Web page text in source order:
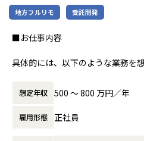
・ECクラウド基盤設計（AWS／
・大手クライアント向け仮想環境
＜安心のサポート体制＞
・教育担当が1on1でフォロー
地方フルリモ 受託開発
■お仕事内容
具体的には、以下のような業務を
・業務システムへのアドオン開発
・Pythonを用いたバックエンド開発
・Reactを用いたフロントエンド開
・要件定義～設計、実装、テスト
想定年収 500 〜 800 万円／年
雇用形態 正社員